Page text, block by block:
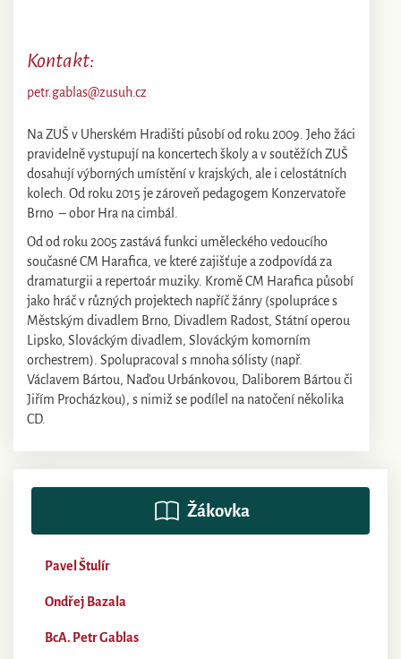
​Kontakt:
petr.gablas@zusuh.cz
Na ZUŠ v Uherském Hradišti působí od roku 2009. Jeho žáci
pravidelně vystupují na koncertech školy a v soutěžích ZUŠ
dosahují výborných umístění v krajských, ale i celostátních
kolech. Od roku 2015 je zároveň pedagogem Konzervatoře
Brno – obor Hra na cimbál.
Od od roku 2005 zastává funkci uměleckého vedoucího
současné CM Harafica, ve které zajišťuje a zodpovídá za
dramaturgii a repertoár muziky. Kromě CM Harafica působí
jako hráč v různých projektech napříč žánry (spolupráce s
Městským divadlem Brno, Divadlem Radost, Státní operou
Lipsko, Slováckým divadlem, Slováckým komorním
orchestrem). Spolupracoval s mnoha sólisty (např.
Václavem Bártou, Naďou Urbánkovou, Daliborem Bártou či
Jiřím Procházkou), s nimiž se podílel na natočení několika
CD.
Žákovka
Pavel Štulír
Ondřej Bazala
BcA. Petr Gablas